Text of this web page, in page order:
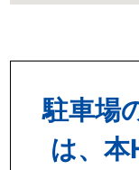
駐車場
は、本